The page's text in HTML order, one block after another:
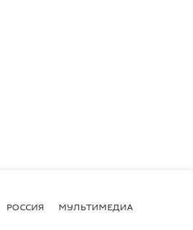
РОССИЯ МУЛЬТИМЕДИА